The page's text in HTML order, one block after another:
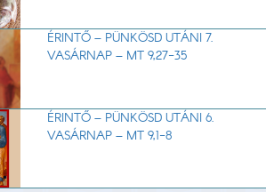
ÉRINTŐ – PÜNKÖSD UTÁNI 7.
VASÁRNAP – MT 9,27-35
ÉRINTŐ – PÜNKÖSD UTÁNI 6.
VASÁRNAP – MT 9,1-8